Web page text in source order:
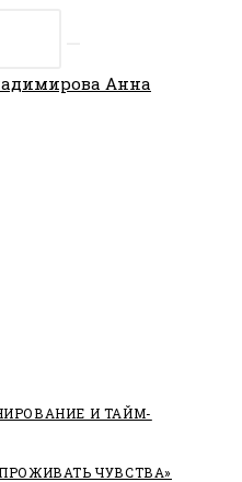
И ТАЙМ-
ЧУВСТВА»